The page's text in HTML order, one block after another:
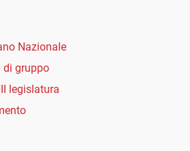
Nazionale
di gruppo
legislatura